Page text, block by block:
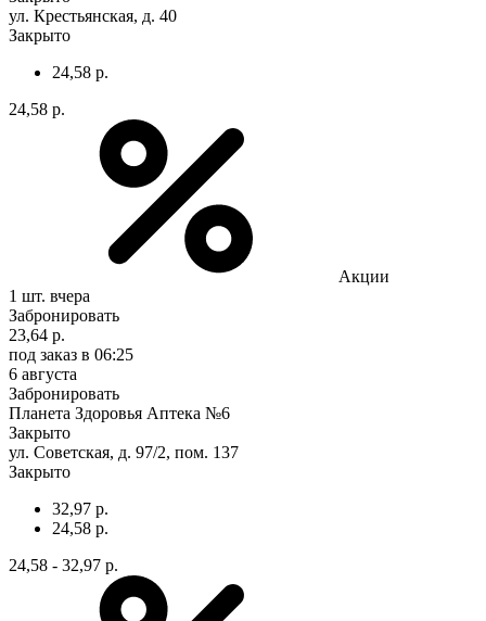
ул. Крестьянская, д. 40
Закрыто
24,58 р.
24,58 р.
Акции
1 шт. вчера
Забронировать
23,64 р.
под заказ в 06:25
6 августа
Забронировать
Планета Здоровья Аптека №6
Закрыто
ул. Советская, д. 97/2, пом. 137
Закрыто
32,97 р.
24,58 р.
24,58 - 32,97 р.